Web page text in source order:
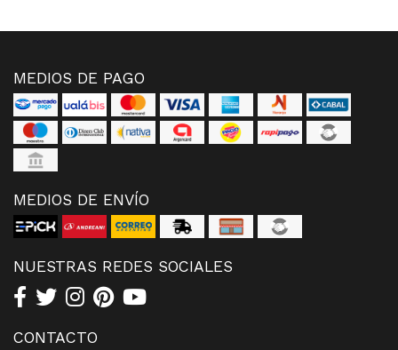
MEDIOS DE PAGO
MEDIOS DE ENVÍO
NUESTRAS REDES SOCIALES
CONTACTO